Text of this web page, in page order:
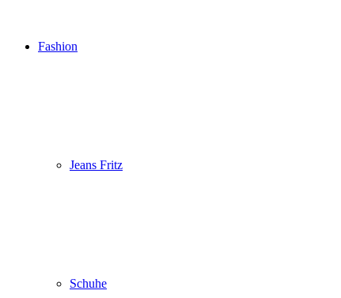
Fashion
Jeans Fritz
Schuhe